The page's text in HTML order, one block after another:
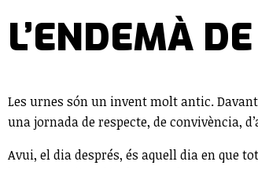
L’ENDEMÀ
Les urnes són un invent molt antic.
una jornada de respecte, de convivència,
Avui, el dia després, és aquell dia en que